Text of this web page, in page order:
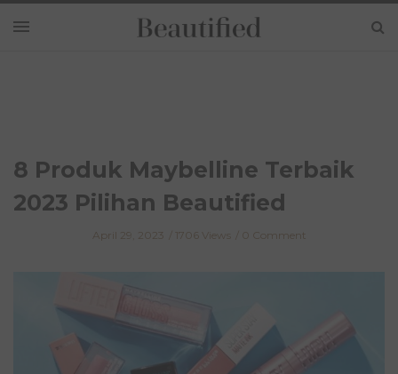
8 Produk Maybelline Terbaik
2023 Pilihan Beautified
April 29, 2023 1706 Views 0 Comment